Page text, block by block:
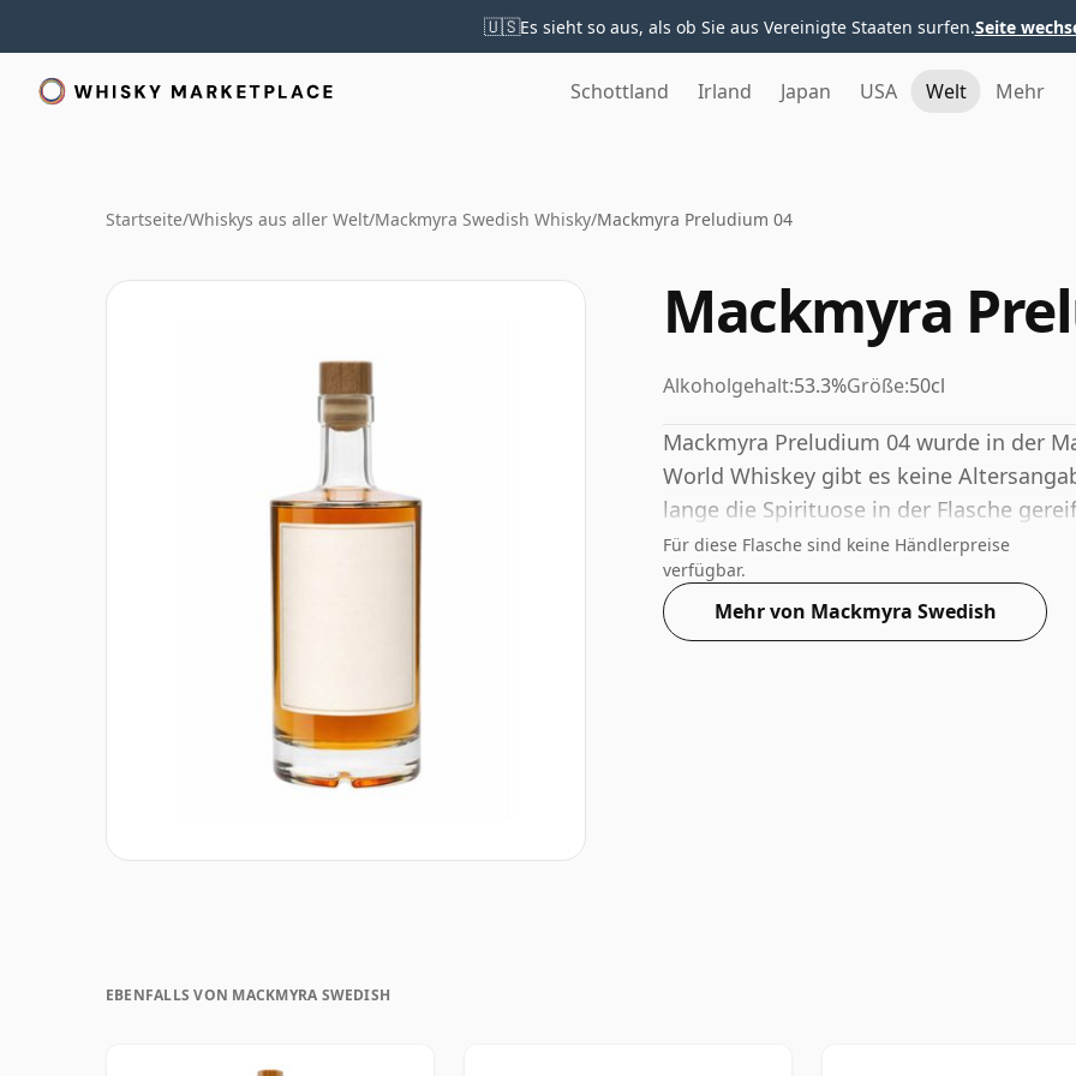
🇺🇸Es sieht so aus, als ob Sie aus Vereinigte Staaten surfen.Seite
Schottland Irland Japan USA Welt Mehr
Startseite/Whiskys aus aller Welt/Mackmyra Swedish Whisky/Mackmyra Preludium 04
Mackmyra
Alkoholgehalt:53.3%Größe:50cl
Mackmyra Preludium 04 wurde in der
World Whiskey gibt es keine
lange die Spirituose in der Flasche
kleiner als die „Standard“-Größe. Der
Für diese Flasche sind keine Händlerpreise
verfügbar.
Mehr von Mackmyra Swedish
EBENFALLS VON MACKMYRA SWEDISH